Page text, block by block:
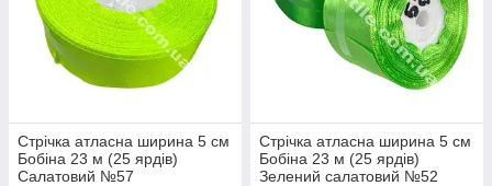
Стрічка атласна ширина 5 см
Бобіна 23 м (25 ярдів)
Салатовий №57
Стрічка атласна ширина 5 см
Бобіна 23 м (25 ярдів)
Зелений салатовий №52